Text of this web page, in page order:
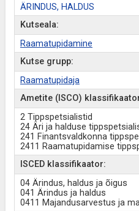
ÄRINDUS, HALDUS
Kutseala:
Raamatupidamine
Kutse grupp:
Raamatupidaja
Ametite (ISCO)
2 Tippspetsialistid
24 Äri ja halduse
241 Finantsvaldkonna
2411 Raamatupidamise
ISCED klassifikaator:
04 Ärindus, haldus ja õigus
041 Ärindus ja haldus
0411 Majandusarvestus ja